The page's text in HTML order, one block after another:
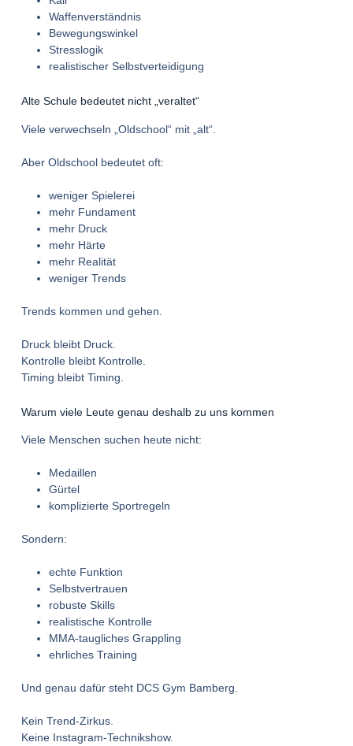
Waffenverständnis
Bewegungswinkel
Stresslogik
realistischer Selbstverteidigung
Alte Schule bedeutet nicht „veraltet“
Viele verwechseln „Oldschool“ mit „alt“.
Aber Oldschool bedeutet oft:
weniger Spielerei
mehr Fundament
mehr Druck
mehr Härte
mehr Realität
weniger Trends
Trends kommen und gehen.
Druck bleibt Druck.
Kontrolle bleibt Kontrolle.
Timing bleibt Timing.
Warum viele Leute genau deshalb zu uns kommen
Viele Menschen suchen heute nicht:
Medaillen
Gürtel
komplizierte Sportregeln
Sondern:
echte Funktion
Selbstvertrauen
robuste Skills
realistische Kontrolle
MMA-taugliches Grappling
ehrliches Training
Und genau dafür steht DCS Gym Bamberg.
Kein Trend-Zirkus.
Keine Instagram-Technikshow.